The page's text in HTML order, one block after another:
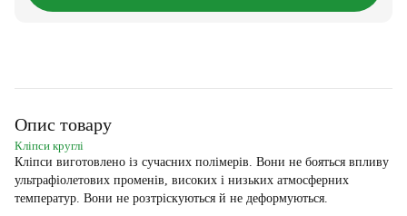
Опис товару
Кліпси круглі
Кліпси виготовлено із сучасних полімерів. Вони не бояться впливу
ультрафіолетових променів, високих і низьких атмосферних
температур. Вони не розтріскуються й не деформуються.